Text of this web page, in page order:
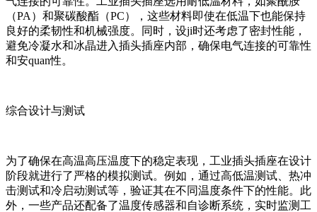
（PA）和聚碳酸酯（PC），这些材料即使在低温下也能保持
良好的柔韧性和机械强度。同时，设ji时还考虑了密封性能，
避免冷凝水和冰晶进入插头插座内部，确保电气连接的可靠性
和安quan性。
综合设计与测试
为了确保在高温高压温度下的稳定表现，工业插头插座在设计
阶段就进行了严格的模拟测试。例如，通过高低温测试、热冲
击测试和冷启动测试等，验证其在不同温度条件下的性能。此
外，一些产品还配备了温度传感器和自诊断系统，实时监测工